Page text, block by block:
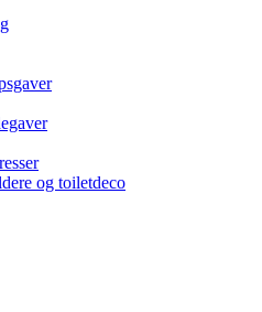
og toiletdeco